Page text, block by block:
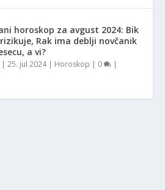
horoskop za avgust 2024: Bik
Rak ima deblji novčanik
a vi?
|25. jul 2024| Horoskop | 0 |